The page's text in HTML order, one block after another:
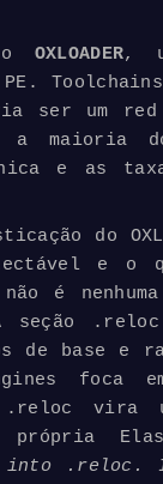
OXLOADER,
PE.
ser um
maioria
e as
do
e o
é
seção
de base e
foca
vira
própria
into